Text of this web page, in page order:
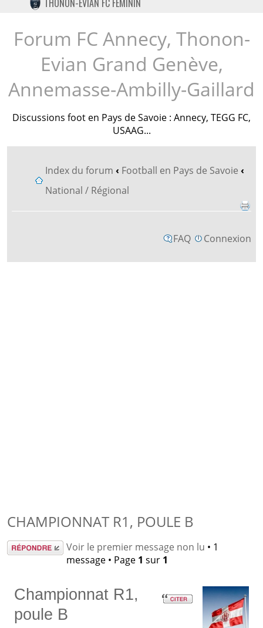
TWITTER
INSTAGRAM
THONON-EVIAN FC FÉMININ
Forum FC Annecy, Thonon-
Evian Grand Genève,
Annemasse-Ambilly-Gaillard
Discussions foot en Pays de Savoie : Annecy, TEGG FC,
USAAG...
Index du forum ‹ Football en Pays de Savoie ‹
National / Régional
FAQ Connexion
CHAMPIONNAT R1, POULE B
Répondre Voir le premier message non lu • 1
message • Page 1 sur 1
Championnat R1,
poule B